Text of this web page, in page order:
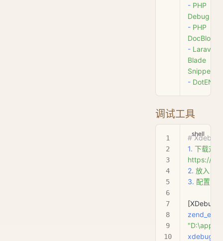
- PHP
Debug
- PHP
- Laravel
Blade
Snippets
- DotENV
调试工具
# Xdebug
1. 下载对
https://
2. 放入
3. 配置
[XDebug]